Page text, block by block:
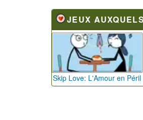
JEUX
Skip Love: L'Amour en Péril